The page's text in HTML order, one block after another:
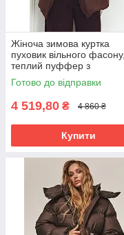
Жіноча зимова куртка
пуховик вільного фасону,
теплий пуффер з
капюшоном на синтепусі,
розміри 42-52 шоколад
Готово до відправки
4 519,80 ₴ 4 860 ₴
Купити